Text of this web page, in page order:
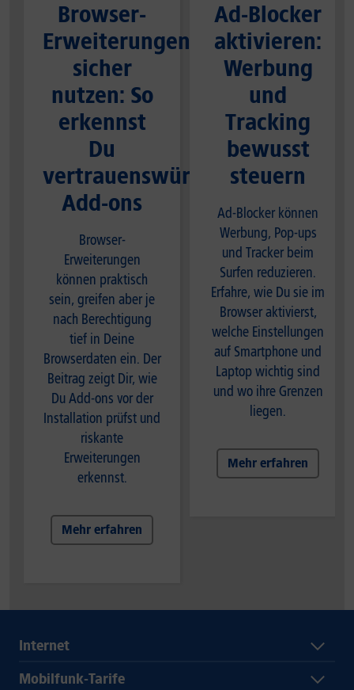
Browser-
Erweiterungen
sicher
nutzen: So
erkennst
Du
vertrauenswürdige
Add-ons
Browser-
Erweiterungen
können praktisch
sein, greifen aber je
nach Berechtigung
tief in Deine
Browserdaten ein. Der
Beitrag zeigt Dir, wie
Du Add-ons vor der
Installation prüfst und
riskante
Erweiterungen
erkennst.
Mehr erfahren
Ad-Blocker
aktivieren:
Werbung
und
Tracking
bewusst
steuern
Ad-Blocker können
Werbung, Pop-ups
und Tracker beim
Surfen reduzieren.
Erfahre, wie Du sie im
Browser aktivierst,
welche Einstellungen
auf Smartphone und
Laptop wichtig sind
und wo ihre Grenzen
liegen.
Mehr erfahren
Internet
Mobilfunk-Tarife